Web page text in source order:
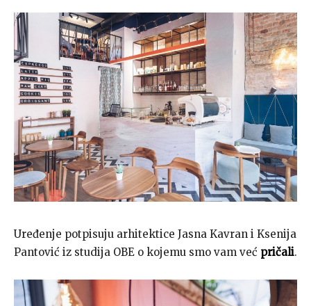
Uređenje potpisuju arhitektice Jasna Kavran i Ksenija
Pantović iz studija OBE o kojemu smo vam već pričali.